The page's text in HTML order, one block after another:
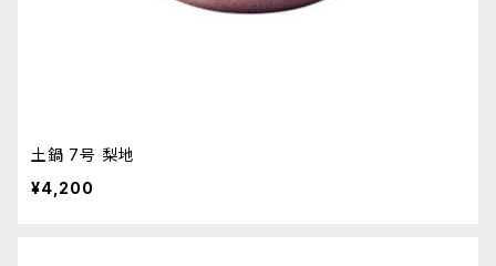
土鍋 7号 梨地
¥4,200